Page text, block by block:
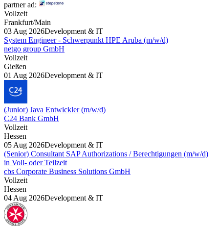
partner ad:
Vollzeit
Frankfurt/Main
03 Aug 2026Development & IT
System Engineer - Schwerpunkt HPE Aruba (m/w/d)
netgo group GmbH
Vollzeit
Gießen
01 Aug 2026Development & IT
(Junior) Java Entwickler (m/w/d)
C24 Bank GmbH
Vollzeit
Hessen
05 Aug 2026Development & IT
(Senior) Consultant SAP Authorizations / Berechtigungen (m/w/d)
in Voll- oder Teilzeit
cbs Corporate Business Solutions GmbH
Vollzeit
Hessen
04 Aug 2026Development & IT